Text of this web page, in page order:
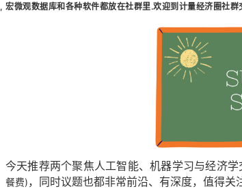
, 宏微观数据库和各种软件都放在社群里.欢迎到计量经济圈社群
今天推荐两个聚焦人工智能、机器学习与经济学
餐费)，同时议题也都非常前沿、有深度，值得关